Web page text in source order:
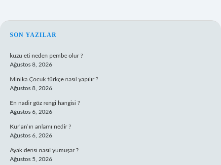
SIDEBAR
SON YAZILAR
kuzu eti neden pembe olur ?
Ağustos 8, 2026
Minika Çocuk türkçe nasıl yapılır ?
Ağustos 8, 2026
En nadir göz rengi hangisi ?
Ağustos 6, 2026
Kur’an’ın anlamı nedir ?
Ağustos 6, 2026
Ayak derisi nasıl yumuşar ?
Ağustos 5, 2026